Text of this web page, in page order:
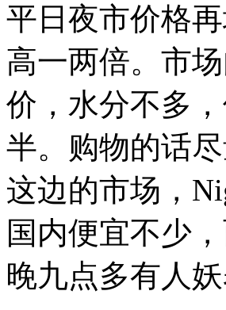
平日夜市价格
高一两倍。市
价，水分不多
半。购物的话
这边的市场，
国内便宜不少
晚九点多有人妖